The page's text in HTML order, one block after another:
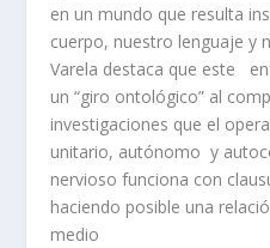
en un mundo que resulta
cuerpo, nuestro lenguaje y
Varela destaca que este
un “giro ontológico” al
investigaciones que el
unitario, autónomo y
nervioso funciona con
haciendo posible una
medio